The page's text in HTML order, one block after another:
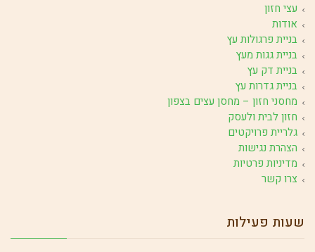
עצי חזון
אודות
בניית פרגולות עץ
בניית גגות מעץ
בניית דק עץ
בניית גדרות עץ
מחסני חזון – מחסן עצים בצפון
חזון לבית ולעסק
גלריית פרויקטים
הצהרת נגישות
מדיניות פרטיות
צרו קשר
שעות פעילות